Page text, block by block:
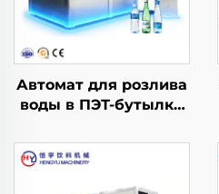
Автомат для розлива
воды в ПЭТ-бутылки